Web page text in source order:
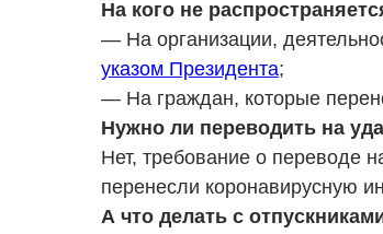
На кого не
— На организации,
указом Президента;
— На граждан, которые
Нужно ли переводить на
Нет, требование о переводе
перенесли коронавирусную
А что делать с